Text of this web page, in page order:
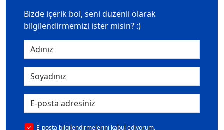
Bizde içerik bol, seni düzenli olarak
bilgilendirmemizi ister misin? :)
E-posta bilgilendirmelerini kabul ediyorum.